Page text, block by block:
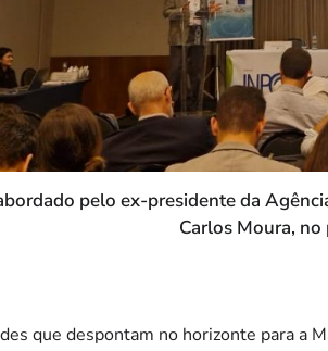
pelo ex-presidente da
Carlos Moura, no
que despontam no horizonte para a